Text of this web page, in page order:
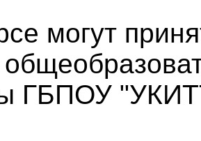
могут
ГБПОУ